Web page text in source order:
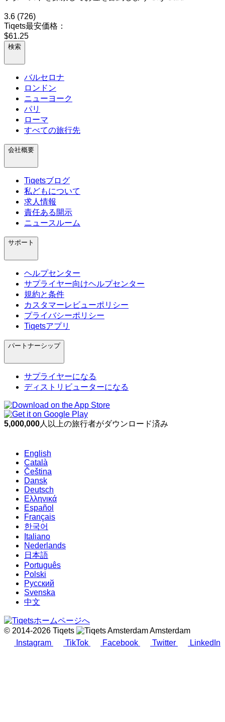
3.6 (726)
Tiqets最安価格：
$61.25
検索
バルセロナ
ロンドン
ニューヨーク
パリ
ローマ
すべての旅行先
会社概要
Tiqetsブログ
私どもについて
求人情報
責任ある開示
ニュースルーム
サポート
ヘルプセンター
サプライヤー向けヘルプセンター
規約と条件
カスタマーレビューポリシー
プライバシーポリシー
Tiqetsアプリ
パートナーシップ
サプライヤーになる
ディストリビューターになる
5,000,000人以上の旅行者がダウンロード済み
English
Català
Čeština
Dansk
Deutsch
Ελληνικά
Español
Français
한국어
Italiano
Nederlands
日本語
Português
Polski
Русский
Svenska
中文
© 2014-2026 Tiqets
Amsterdam
Instagram
TikTok Facebook Twitter LinkedIn